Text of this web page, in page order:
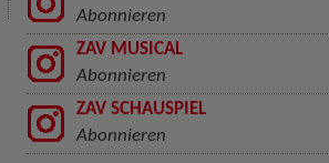
Abonnieren
ZAV MUSICAL
Abonnieren
ZAV SCHAUSPIEL
Abonnieren